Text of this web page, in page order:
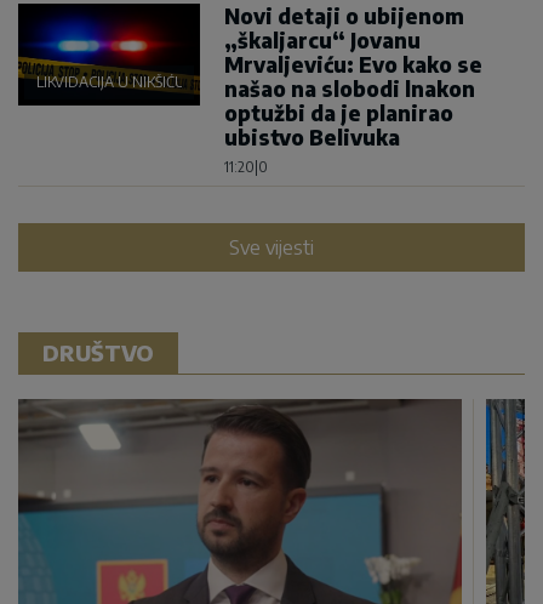
LIKVIDACIJA U NIKŠIĆU
Novi detaji o ubijenom
„škaljarcu“ Jovanu
Mrvaljeviću: Evo kako se
našao na slobodi lnakon
optužbi da je planirao
ubistvo Belivuka
11:20 0
Sve vijesti
DRUŠTVO